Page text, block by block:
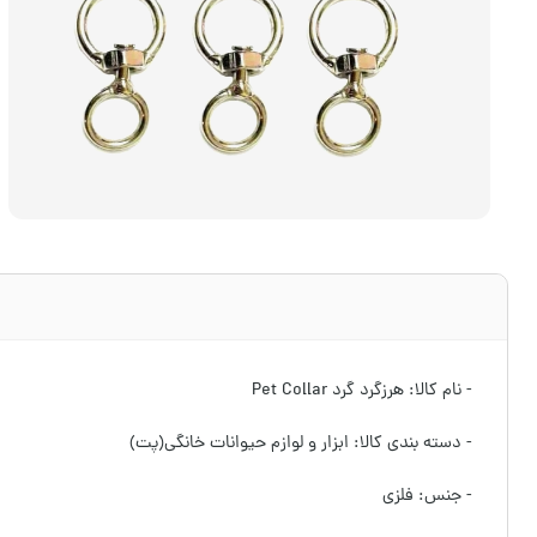
- نام کالا: هرزگرد گرد Pet Collar
- دسته بندی کالا: ابزار و لوازم حیوانات خانگی(پت)
- جنس: فلزی